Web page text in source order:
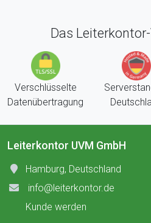
Das
Verschlüsselte
Datenübertragung
Leiterkontor UVM GmbH
Hamburg, Deutschland
info@leiterkontor.de
Kunde werden